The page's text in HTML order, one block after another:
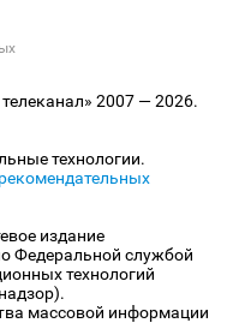
2007 — 2026.
технологии.
издание
Федеральной службой
технологий
массовой информации